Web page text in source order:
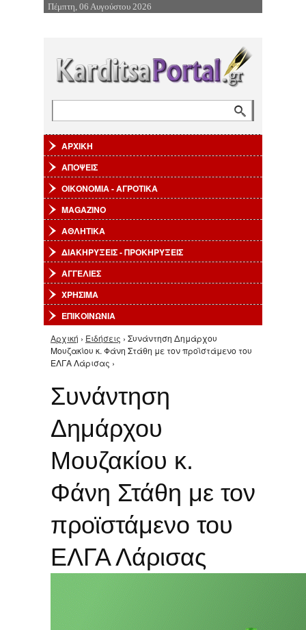
Επιστροφή στην Πλοήγηση
Πέμπτη, 06 Αυγούστου 2026
ΑΡΧΙΚΗ
ΑΠΟΨΕΙΣ
ΟΙΚΟΝΟΜΙΑ - ΑΓΡΟΤΙΚΑ
MAGAZINO
ΑΘΛΗΤΙΚΑ
ΔΙΑΚΗΡΥΞΕΙΣ - ΠΡΟΚΗΡΥΞΕΙΣ
ΑΓΓΕΛΙΕΣ
ΧΡΗΣΙΜΑ
ΕΠΙΚΟΙΝΩΝΙΑ
Είστε εδώ
Αρχική › Ειδήσεις › Συνάντηση Δημάρχου
Μουζακίου κ. Φάνη Στάθη με τον προϊστάμενο του
ΕΛΓΑ Λάρισας ›
Συνάντηση
Δημάρχου
Μουζακίου κ.
Φάνη Στάθη με τον
προϊστάμενο του
ΕΛΓΑ Λάρισας